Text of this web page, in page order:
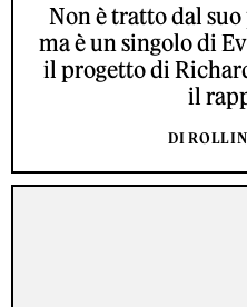
Non è tratto dal suo
ma è un singolo di
il progetto di
il
DI